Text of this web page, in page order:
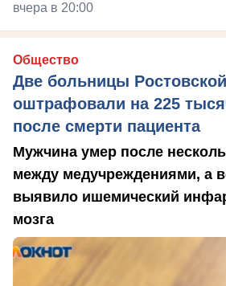
вчера в 20:00
Общество
Две больницы
оштрафовали на 225
после смерти пациента
Мужчина умер после
между медучреждениями, а
выявило ишемический
мозга